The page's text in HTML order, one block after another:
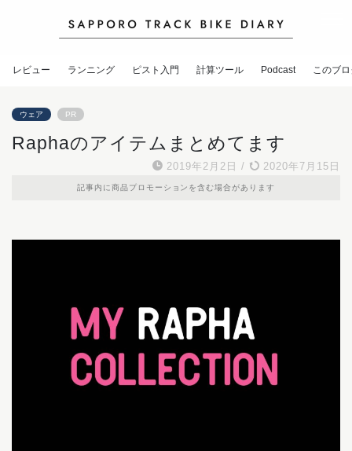
レビュー ランニング ピスト入門 計算ツール Podcast このブ
ウェア PR
Raphaのアイテムまとめてます
2019年2月2日 / 2020年7月15日
記事内に商品プロモーションを含む場合があります